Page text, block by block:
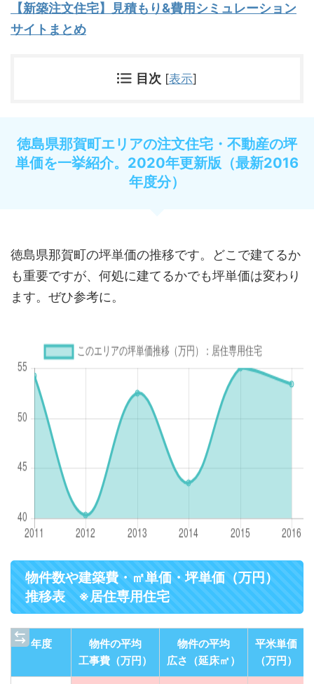
【新築注文住宅】見積もり&費用シミュレーション
サイトまとめ
目次 [表示]
徳島県那賀町エリアの注文住宅・不動産の坪
単価を一挙紹介。2020年更新版（最新2016
年度分）
徳島県那賀町の坪単価の推移です。どこで建てるか
も重要ですが、何処に建てるかでも坪単価は変わり
ます。ぜひ参考に。
物件数や建築費・㎡単価・坪単価（万円）
推移表 ※居住専用住宅
年度
物件の平均
工事費（万円）
物件の平均
広さ（延床㎡）
平米単価
（万円）